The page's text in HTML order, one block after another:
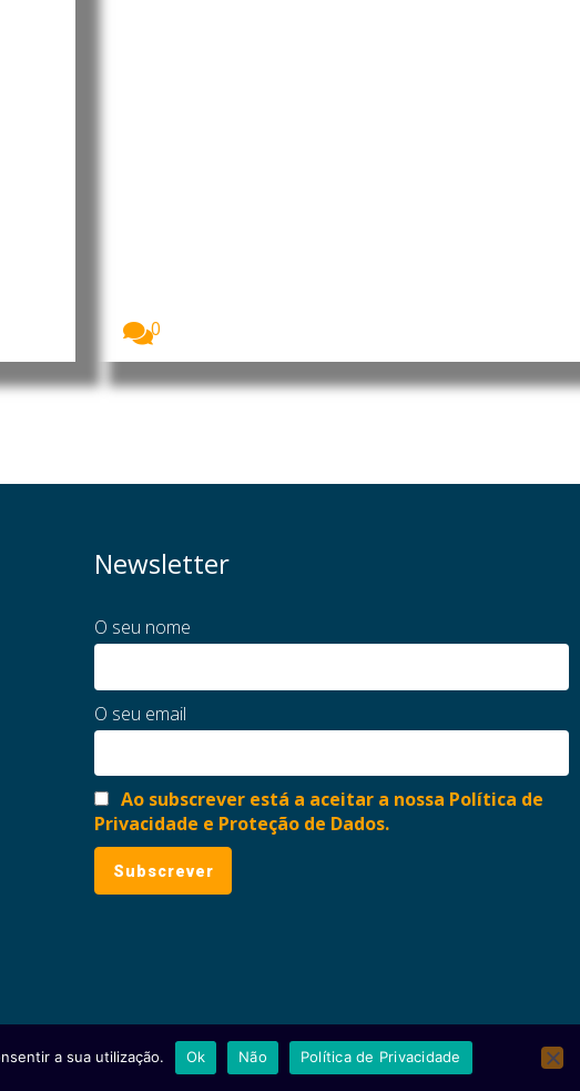
0
Newsletter
O seu nome
O seu email
Ao subscrever está a aceitar a nossa Política de
Privacidade e Proteção de Dados.
Editorial Política de Privacidade e Proteção de Dados
a sua utilização. Ok Não Política de Privacidade